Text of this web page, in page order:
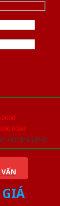
viên thân thiết